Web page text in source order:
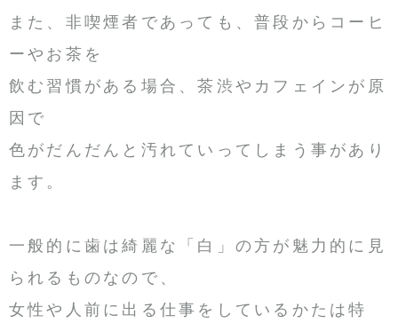
また、非喫煙者であっても、普段からコーヒ
ーやお茶を
飲む習慣がある場合、茶渋やカフェインが原
因で
色がだんだんと汚れていってしまう事があり
ます。
一般的に歯は綺麗な「白」の方が魅力的に見
られるものなので、
女性や人前に出る仕事をしているかたは特